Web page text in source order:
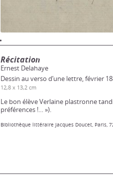
Récitation
Ernest Delahaye
Dessin au verso d’une lettre, février
12,8 x 13,2 cm
Le bon élève Verlaine plastronne
préférences !… »).
Bibliothèque littéraire Jacques Doucet, Paris,